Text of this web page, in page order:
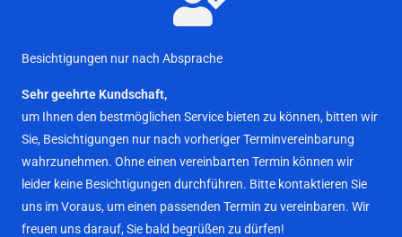
Besichtigungen nur nach Absprache
Sehr geehrte Kundschaft,
um Ihnen den bestmöglichen Service bieten zu können, bitten wir
Sie, Besichtigungen nur nach vorheriger Terminvereinbarung
wahrzunehmen. Ohne einen vereinbarten Termin können wir
leider keine Besichtigungen durchführen. Bitte kontaktieren Sie
uns im Voraus, um einen passenden Termin zu vereinbaren. Wir
freuen uns darauf, Sie bald begrüßen zu dürfen!